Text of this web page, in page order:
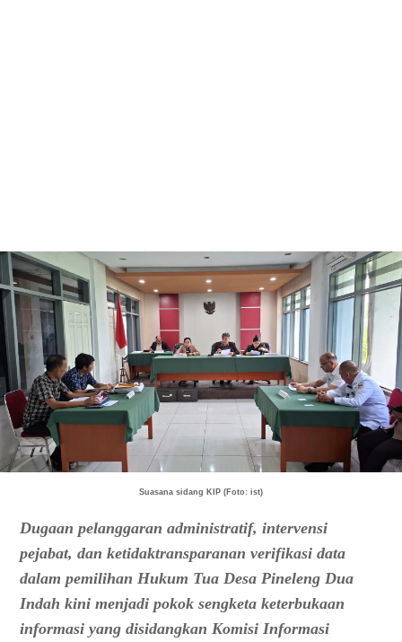
Suasana sidang KIP (Foto: ist)
Dugaan pelanggaran administratif, intervensi
pejabat, dan ketidaktransparanan verifikasi data
dalam pemilihan Hukum Tua Desa Pineleng Dua
Indah kini menjadi pokok sengketa keterbukaan
informasi yang disidangkan Komisi Informasi